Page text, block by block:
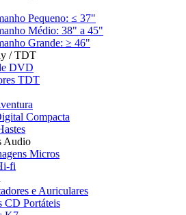
Pequeno: ≤ 37"
Médio: 38" a 45"
Grande: ≥ 46"
/ TDT
DVD
TDT
Compacta
Audio
Micros
fi
e Auriculares
CD Portáteis